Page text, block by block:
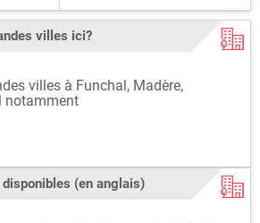
villes ici?
villes à Funchal, Madère,
notamment
(en anglais)